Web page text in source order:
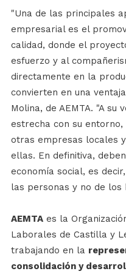
"Una de las principales
empresarial es el
calidad, donde el
esfuerzo y al
directamente en la
convierten en una
Molina, de AEMTA. "A su
estrecha con su
otras empresas locales
ellas. En definitiva,
economía social, es
las personas y no de los
AEMTAes la
Laborales de Castilla y
trabajando en la
consolidación y